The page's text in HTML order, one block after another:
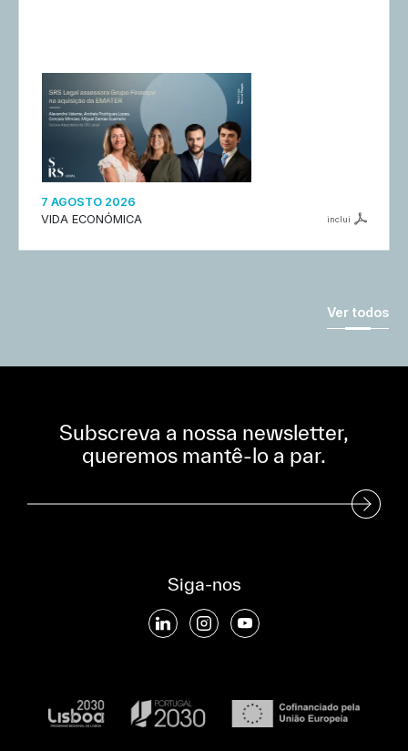
7 AGOSTO 2026
VIDA ECONÓMICA
inclui
Ver todos
Subscreva a nossa newsletter,
queremos mantê-lo a par.
Subscreva a nossa Newsletter
Siga-nos